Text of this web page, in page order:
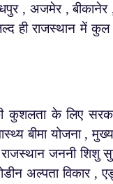
, अजमेर , बीकानेर ,
ही राजस्थान में
कुशलता के लिए
बीमा योजना ,
जननी
अल्पता विकार ,